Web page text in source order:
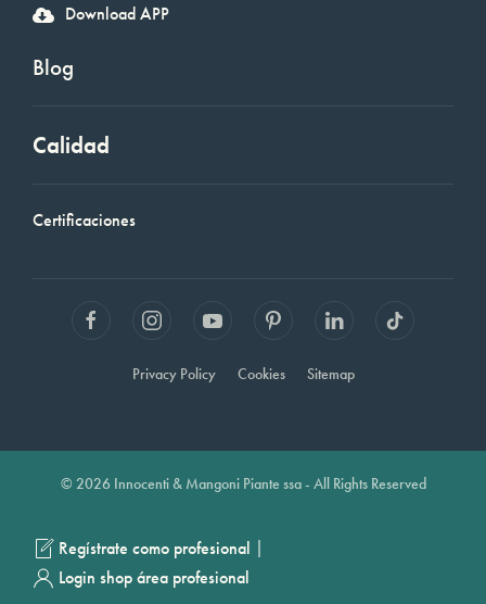
Download APP
Blog
Calidad
Certificaciones
Privacy Policy Cookies Sitemap
© 2026 Innocenti & Mangoni Piante ssa - All Rights Reserved
Regístrate como profesional |
Login shop área profesional